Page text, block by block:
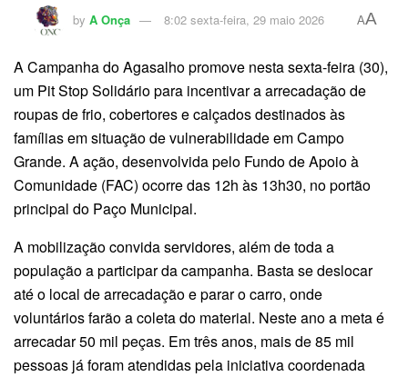
by A Onça 8:02 sexta-feira, 29 maio 2026 AA
A Campanha do Agasalho promove nesta sexta-feira (30),
um Pit Stop Solidário para incentivar a arrecadação de
roupas de frio, cobertores e calçados destinados às
famílias em situação de vulnerabilidade em Campo
Grande. A ação, desenvolvida pelo Fundo de Apoio à
Comunidade (FAC) ocorre das 12h às 13h30, no portão
principal do Paço Municipal.
A mobilização convida servidores, além de toda a
população a participar da campanha. Basta se deslocar
até o local de arrecadação e parar o carro, onde
voluntários farão a coleta do material. Neste ano a meta é
arrecadar 50 mil peças. Em três anos, mais de 85 mil
pessoas já foram atendidas pela iniciativa coordenada